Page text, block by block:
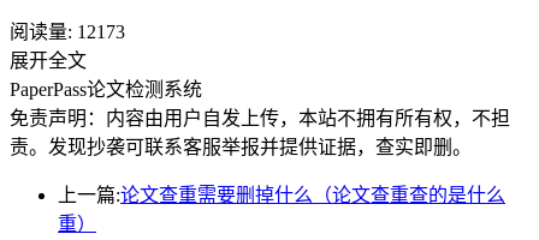
阅读量: 12173
展开全文
PaperPass论文检测系统
免责声明：内容由用户自发上传，本站不拥有所有权，不担
责。发现抄袭可联系客服举报并提供证据，查实即删。
上一篇:论文查重需要删掉什么（论文查重查的是什么
重）